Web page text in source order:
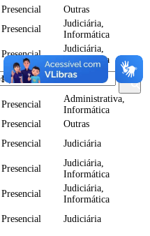
Presencial
Outras
Presencial
Judiciária,
Informática
Presencial
Judiciária,
Informática
Presencial Judiciária
Presencial
Administrativa,
Informática
Presencial
Outras
Presencial Judiciária
Presencial
Judiciária,
Informática
Presencial
Judiciária,
Informática
Presencial Judiciária